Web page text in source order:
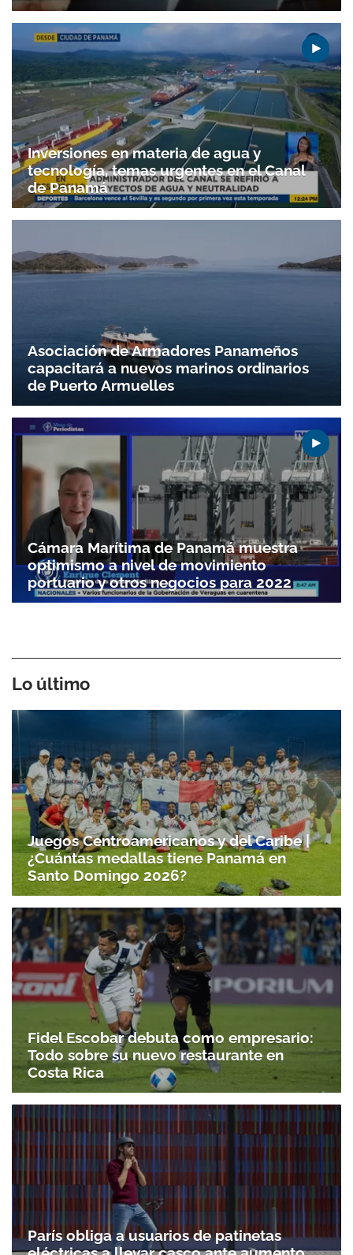
Inversiones en materia de agua y
tecnología, temas urgentes en el Canal
de Panamá
Asociación de Armadores Panameños
capacitará a nuevos marinos ordinarios
de Puerto Armuelles
Cámara Marítima de Panamá muestra
optimismo a nivel de movimiento
portuario y otros negocios para 2022
Lo último
Juegos Centroamericanos y del Caribe |
¿Cuántas medallas tiene Panamá en
Santo Domingo 2026?
Fidel Escobar debuta como empresario:
Todo sobre su nuevo restaurante en
Costa Rica
París obliga a usuarios de patinetas